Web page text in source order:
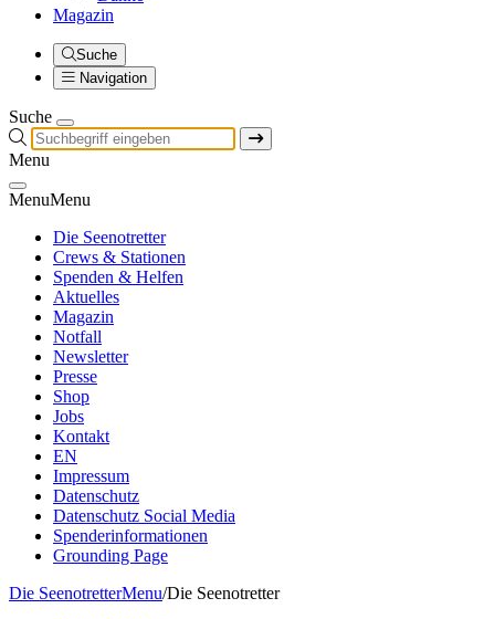
Magazin
Suche
Navigation
Suche
Menu
MenuMenu
Die Seenotretter
Crews & Stationen
Spenden & Helfen
Aktuelles
Magazin
Notfall
Newsletter
Presse
Shop
Jobs
Kontakt
EN
Impressum
Datenschutz
Datenschutz Social Media
Spenderinformationen
Grounding Page
Die SeenotretterMenu/Die Seenotretter